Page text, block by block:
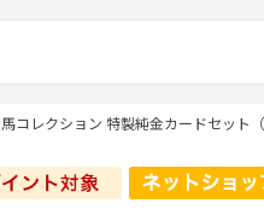
コレクション 特製純金カードセット